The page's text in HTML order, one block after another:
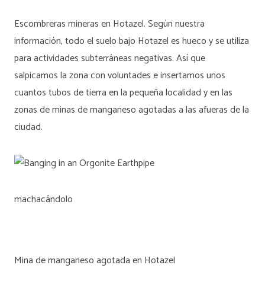
Escombreras mineras en Hotazel. Según nuestra
información, todo el suelo bajo Hotazel es hueco y se utiliza
para actividades subterráneas negativas. Así que
salpicamos la zona con voluntades e insertamos unos
cuantos tubos de tierra en la pequeña localidad y en las
zonas de minas de manganeso agotadas a las afueras de la
ciudad.
machacándolo
Mina de manganeso agotada en Hotazel